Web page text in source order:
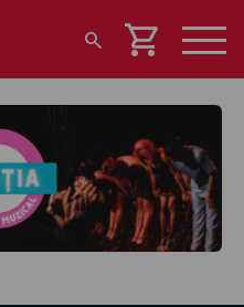
search shopping_cart